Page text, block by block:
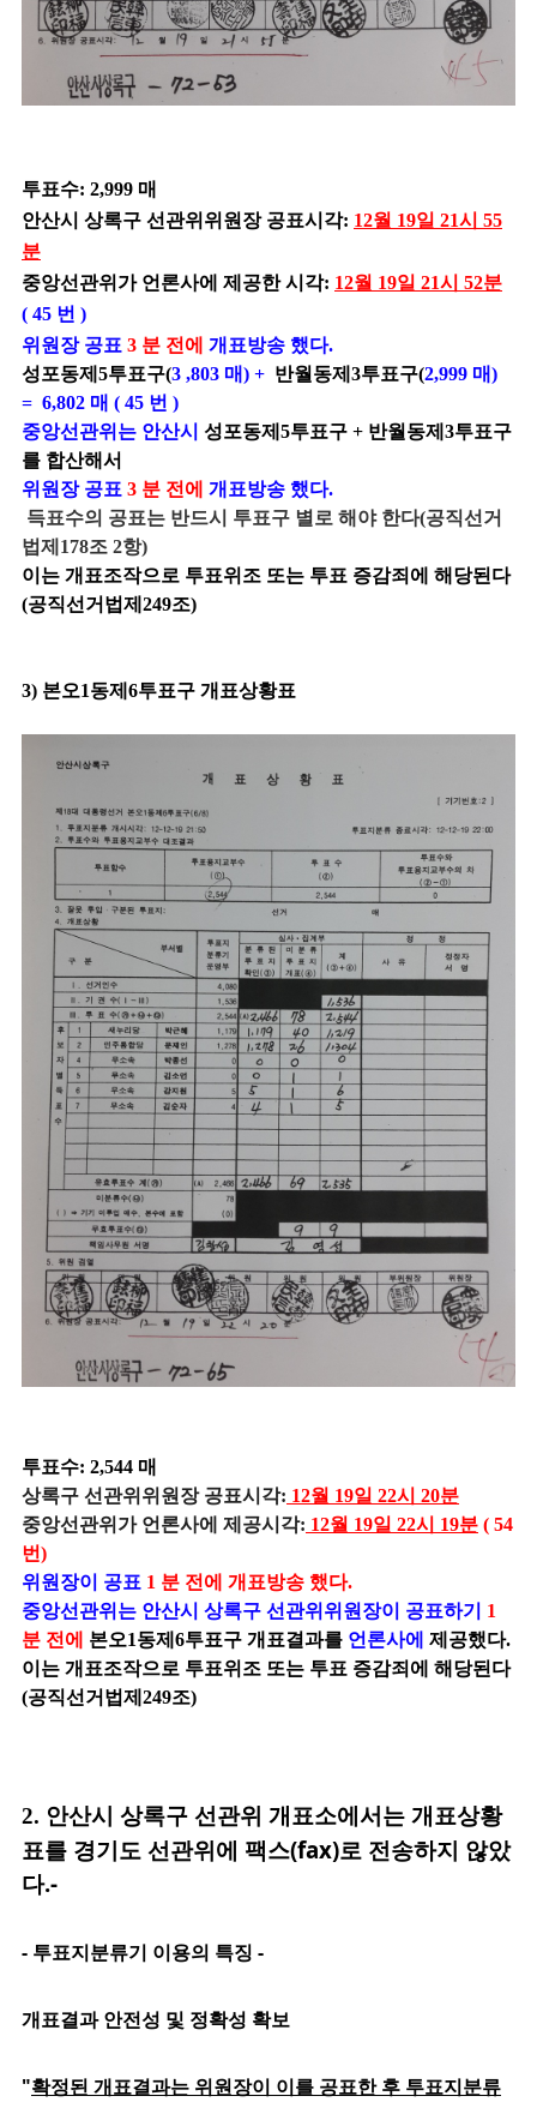
투표수: 2,999 매
안산시 상록구 선관위위원장 공표시각: 12월 19일 21시 55
분
중앙선관위가 언론사에 제공한 시각: 12월 19일 21시 52분
( 45 번 )
위원장 공표 3 분 전에 개표방송 했다.
성포동제5투표구(3 ,803 매) + 반월동제3투표구(2,999 매)
= 6,802 매 ( 45 번 )
중앙선관위는 안산시 성포동제5투표구 + 반월동제3투표구
를 합산해서
위원장 공표 3 분 전에 개표방송 했다.
득표수의 공표는 반드시 투표구 별로 해야 한다(공직선거
법제178조 2항)
이는 개표조작으로 투표위조 또는 투표 증감죄에 해당된다
(공직선거법제249조)
3) 본오1동제6투표구 개표상황표
투표수: 2,544 매
상록구 선관위위원장 공표시각: 12월 19일 22시 20분
중앙선관위가 언론사에 제공시각: 12월 19일 22시 19분 ( 54
번)
위원장이 공표 1 분 전에 개표방송 했다.
중앙선관위는 안산시 상록구 선관위위원장이 공표하기
1
분 전에 본오1동제6투표구 개표결과를 언론사에 제공했다.
이는 개표조작으로 투표위조 또는 투표 증감죄에 해당된다
(공직선거법제249조)
2. 안산시 상록구 선관위 개표소에서는 개표상황
표를 경기도 선관위에 팩스(fax)로 전송하지 않았
다.-
- 투표지분류기 이용의 특징 -
개표결과 안전성 및 정확성 확보
"확정된 개표결과는 위원장이 이를 공표한 후 투표지분류